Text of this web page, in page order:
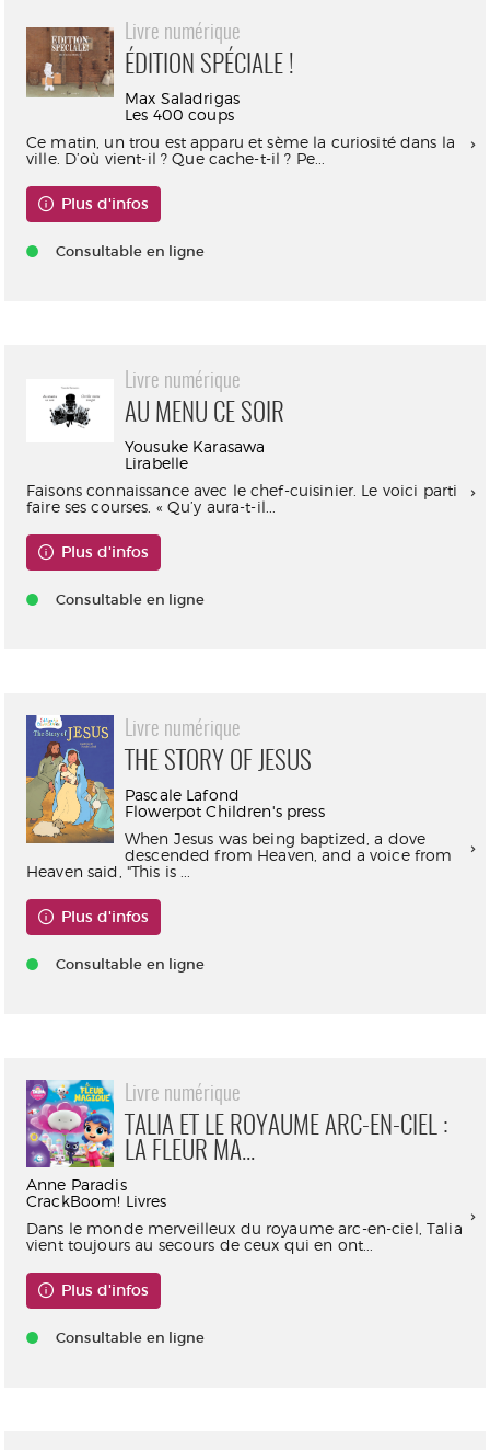
Livre numérique
ÉDITION SPÉCIALE !
Max Saladrigas
Les 400 coups
Ce matin, un trou est apparu et sème la curiosité dans la
ville. D’où vient-il ? Que cache-t-il ? Pe...
Plus d'infos
Consultable en ligne
Livre numérique
AU MENU CE SOIR
Yousuke Karasawa
Lirabelle
Faisons connaissance avec le chef-cuisinier. Le voici parti
faire ses courses. « Qu’y aura-t-il...
Plus d'infos
Consultable en ligne
Livre numérique
THE STORY OF JESUS
Pascale Lafond
Flowerpot Children's press
When Jesus was being baptized, a dove
descended from Heaven, and a voice from
Heaven said, "This is ...
Plus d'infos
Consultable en ligne
Livre numérique
TALIA ET LE ROYAUME ARC-EN-CIEL :
LA FLEUR MA...
Anne Paradis
CrackBoom! Livres
Dans le monde merveilleux du royaume arc-en-ciel, Talia
vient toujours au secours de ceux qui en ont...
Plus d'infos
Consultable en ligne